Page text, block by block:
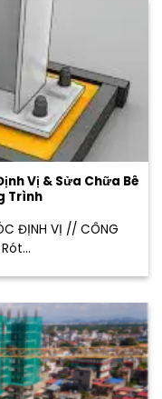
Vị & Sửa Chữa Bê
Trình
ĐỊNH VỊ // CÔNG